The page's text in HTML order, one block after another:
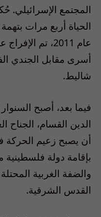
المجتمع الإسرائيلي.
الحياة أربع مرات
عام 2011، تم
أسرى مقابل الجندي
شاليط.
فيما بعد، أصبح
الدين القسام،
أن يصبح زعيم
بإقامة دولة
القدس الشرقية.